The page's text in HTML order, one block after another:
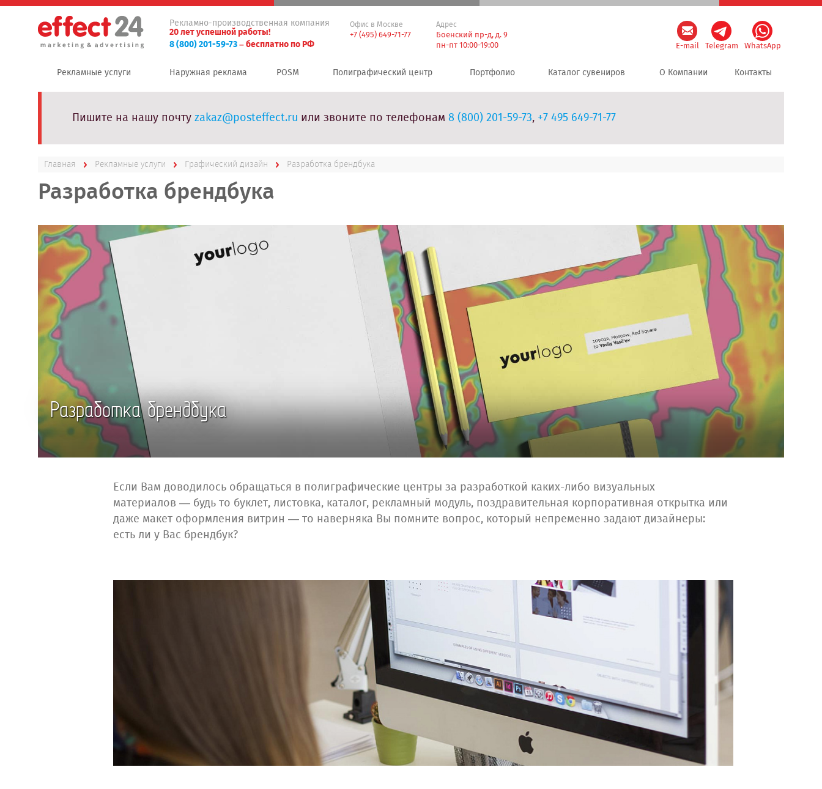
Рекламно-производственная компания
20 лет успешной работы!
8 (800) 201-59-73– бесплатно по РФ
Офис в Москве
+7 (495) 649-71-77
Адрес
Боенский пр-д, д. 9
пн-пт 10:00-19:00
E-mail Telegram WhatsApp
Рекламные услуги Наружная реклама POSM Полиграфический центр Портфолио Каталог сувениров О Компании Контакты
Пишите на нашу почтуzakaz@posteffect.ru или звоните по телефонам 8 (800) 201-59-73, +7 495 649-71-77
Главная Рекламные услуги Графический дизайн Разработка брендбука
Разработка брендбука
Разработка брендбука
Если Вам доводилось обращаться в полиграфические центры за разработкой каких-либо визуальных
материалов — будь то буклет, листовка, каталог, рекламный модуль, поздравительная корпоративная открытка или
даже макет оформления витрин — то наверняка Вы помните вопрос, который непременно задают дизайнеры:
есть ли у Вас брендбук?